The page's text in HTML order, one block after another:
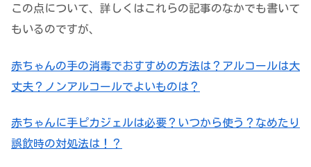
この点について、詳しくはこれらの記事のなかでも書いて
もいるのですが、
赤ちゃんの手の消毒でおすすめの方法は？アルコールは大
丈夫？ノンアルコールでよいものは？
赤ちゃんに手ピカジェルは必要？いつから使う？なめたり
誤飲時の対処法は！？